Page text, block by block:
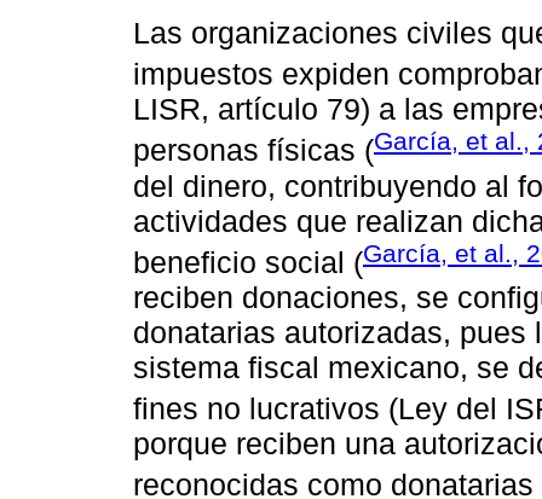
Las organizaciones civiles
impuestos expiden
LISR, artículo 79) a las
personas físicas (García, et al.,
del dinero, contribuyendo al
actividades que realizan
beneficio social (García, et al.,
reciben donaciones, se
donatarias autorizadas,
sistema fiscal mexicano, se
fines no lucrativos (Ley del
porque reciben una
reconocidas como